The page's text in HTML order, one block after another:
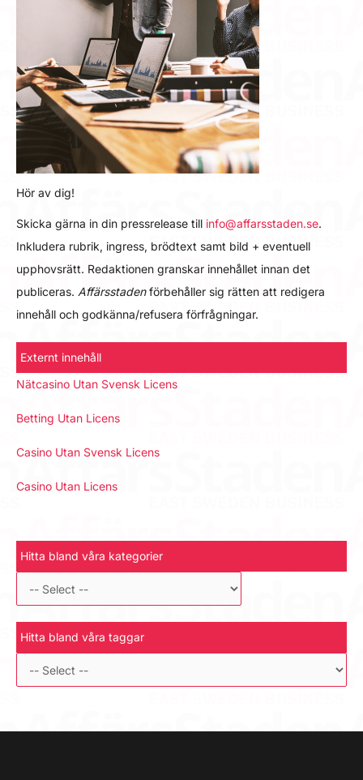
Hör av dig!
Skicka gärna in din pressrelease till info@affarsstaden.se.
Inkludera rubrik, ingress, brödtext samt bild + eventuell
upphovsrätt. Redaktionen granskar innehållet innan det
publiceras. Affärsstadenförbehåller sig rätten att redigera
innehåll och godkänna/refusera förfrågningar.
Externt innehåll
Nätcasino Utan Svensk Licens
Betting Utan Licens
Casino Utan Svensk Licens
Casino Utan Licens
Hitta bland våra kategorier
Hitta bland våra taggar